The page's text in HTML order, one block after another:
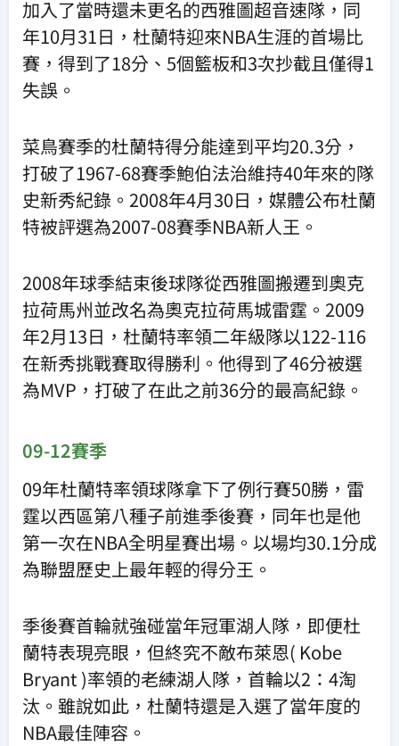
加入了當時還未更名的西雅圖超音速隊，同
年10月31日，杜蘭特迎來NBA生涯的首場比
賽，得到了18分、5個籃板和3次抄截且僅得1
失誤。
菜鳥賽季的杜蘭特得分能達到平均20.3分，
打破了1967-68賽季鮑伯法治維持40年來的隊
史新秀紀錄。2008年4月30日，媒體公布杜蘭
特被評選為2007-08賽季NBA新人王。
2008年球季結束後球隊從西雅圖搬遷到奧克
拉荷馬州並改名為奧克拉荷馬城雷霆。2009
年2月13日，杜蘭特率領二年級隊以122-116
在新秀挑戰賽取得勝利。他得到了46分被選
為MVP，打破了在此之前36分的最高紀錄。
09-12賽季
09年杜蘭特率領球隊拿下了例行賽50勝，雷
霆以西區第八種子前進季後賽，同年也是他
第一次在NBA全明星賽出場。以場均30.1分成
為聯盟歷史上最年輕的得分王。
季後賽首輪就強碰當年冠軍湖人隊，即便杜
蘭特表現亮眼，但終究不敵布萊恩( Kobe
Bryant )率領的老練湖人隊，首輪以2：4淘
汰。雖說如此，杜蘭特還是入選了當年度的
NBA最佳陣容。